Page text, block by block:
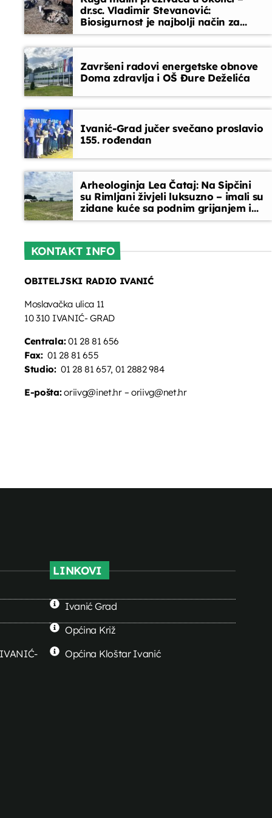
Obavijesti
dr.sc. Vladimir Stevanović:
Biosigurnost je najbolji način za
sprječavanje ulaska bolesti
Završeni radovi energetske obnove
Doma zdravlja i OŠ Đure Deželića
Ivanić-Grad jučer svečano proslavio
155. rođendan
Arheologinja Lea Čataj: Na Sipčini
su Rimljani živjeli luksuzno – imali su
zidane kuće sa podnim grijanjem i
oslikanim zidovima
KONTAKT INFO
OBITELJSKI RADIO IVANIĆ
Moslavačka ulica 11
10 310 IVANIĆ- GRAD
Centrala:01 28 81 656
Fax:01 28 81 655
Studio:01 28 81 657, 01 2882 984
E-pošta:oriivg@inet.hr – oriivg@net.hr
LINKOVI
Ivanić Grad
Općina Križ
Općina Kloštar Ivanić